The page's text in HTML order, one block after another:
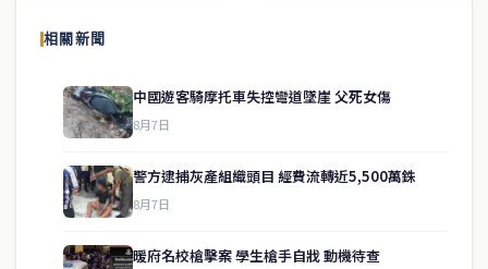
相關新聞
中國遊客騎摩托車失控彎道墜崖 父死女傷
8月7日
警方逮捕灰產組織頭目 經費流轉近5,500萬銖
8月7日
暖府名校槍擊案 學生槍手自戕 動機待查
供即時、客觀、多元的中文新聞內容。
房地產